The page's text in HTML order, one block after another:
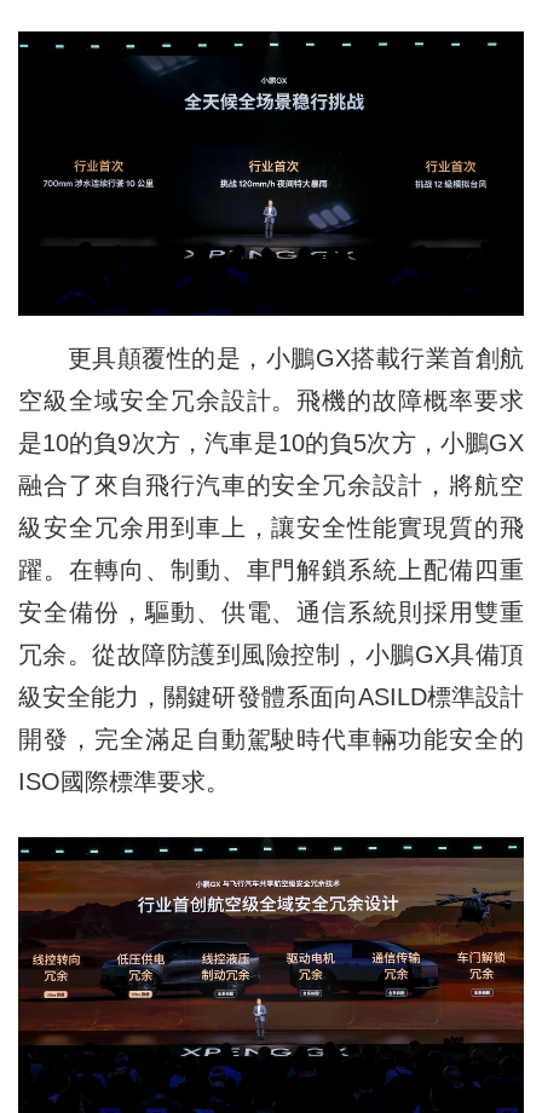
更具顛覆性的是，小鵬GX搭載行業首創航
空級全域安全冗余設計。飛機的故障概率要求
是10的負9次方，汽車是10的負5次方，小鵬GX
融合了來自飛行汽車的安全冗余設計，將航空
級安全冗余用到車上，讓安全性能實現質的飛
躍。在轉向、制動、車門解鎖系統上配備四重
安全備份，驅動、供電、通信系統則採用雙重
冗余。從故障防護到風險控制，小鵬GX具備頂
級安全能力，關鍵研發體系面向ASILD標準設計
開發，完全滿足自動駕駛時代車輛功能安全的
ISO國際標準要求。